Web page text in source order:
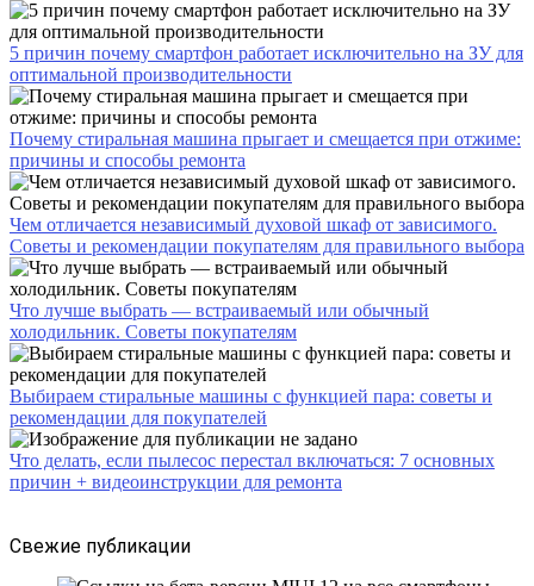
5 причин почему смартфон работает исключительно на ЗУ для
оптимальной производительности
Почему стиральная машина прыгает и смещается при отжиме:
причины и способы ремонта
Чем отличается независимый духовой шкаф от зависимого.
Советы и рекомендации покупателям для правильного выбора
Что лучше выбрать — встраиваемый или обычный
холодильник. Советы покупателям
Выбираем стиральные машины с функцией пара: советы и
рекомендации для покупателей
Что делать, если пылесос перестал включаться: 7 основных
причин + видеоинструкции для ремонта
Свежие публикации